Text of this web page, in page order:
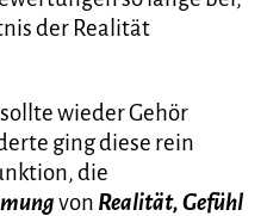
der Realität
wieder Gehör
ging diese rein
die
von Realität, Gefühl